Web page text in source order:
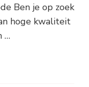
Ben je op zoek
hoge kwaliteit
…